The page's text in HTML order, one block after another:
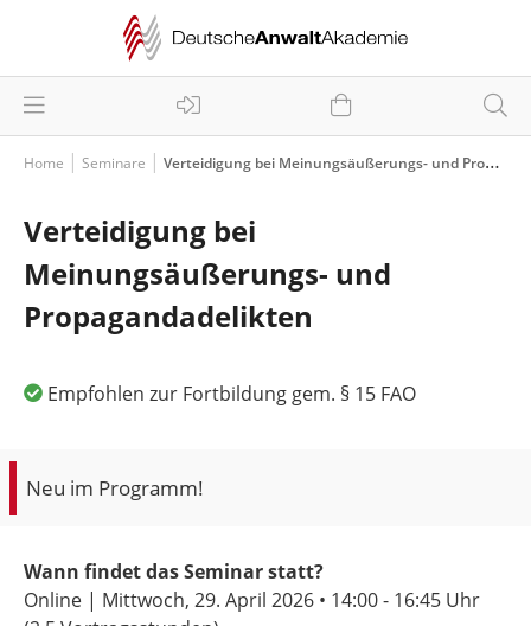
Home Seminare Verteidigung bei Meinungsäußerungs- und Propagandadelikten
Verteidigung bei
Meinungsäußerungs- und
Propagandadelikten
Empfohlen zur Fortbildung gem. § 15 FAO
Neu im Programm!
Wann findet das Seminar statt?
Online | Mittwoch, 29. April 2026 • 14:00 - 16:45 Uhr